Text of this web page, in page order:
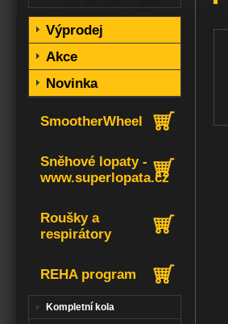
Výprodej
Akce
Novinka
SmootherWheel
Sněhové lopaty -
www.superlopata.cz
Roušky a
respirátory
REHA program
Kompletní kola